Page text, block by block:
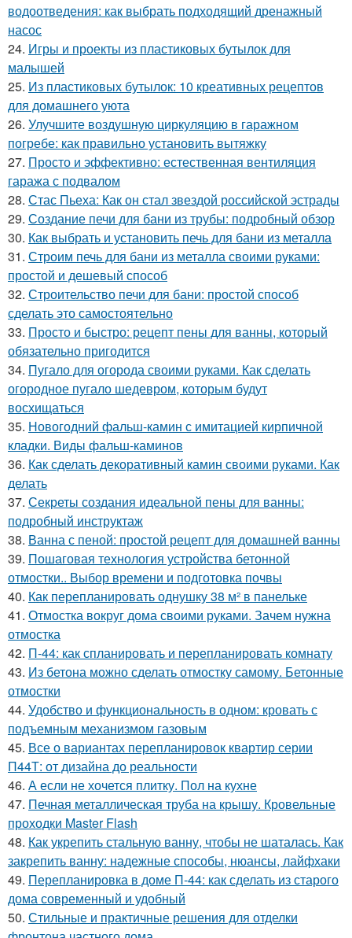
водоотведения: как выбрать подходящий дренажный
насос
24. Игры и проекты из пластиковых бутылок для
малышей
25. Из пластиковых бутылок: 10 креативных рецептов
для домашнего уюта
26. Улучшите воздушную циркуляцию в гаражном
погребе: как правильно установить вытяжку
27. Просто и эффективно: естественная вентиляция
гаража с подвалом
28. Стас Пьеха: Как он стал звездой российской эстрады
29. Создание печи для бани из трубы: подробный обзор
30. Как выбрать и установить печь для бани из металла
31. Строим печь для бани из металла своими руками:
простой и дешевый способ
32. Строительство печи для бани: простой способ
сделать это самостоятельно
33. Просто и быстро: рецепт пены для ванны, который
обязательно пригодится
34. Пугало для огорода своими руками. Как сделать
огородное пугало шедевром, которым будут
восхищаться
35. Новогодний фальш-камин с имитацией кирпичной
кладки. Виды фальш-каминов
36. Как сделать декоративный камин своими руками. Как
делать
37. Секреты создания идеальной пены для ванны:
подробный инструктаж
38. Ванна с пеной: простой рецепт для домашней ванны
39. Пошаговая технология устройства бетонной
отмостки.. Выбор времени и подготовка почвы
40. Как перепланировать однушку 38 м² в панельке
41. Отмостка вокруг дома своими руками. Зачем нужна
отмостка
42. П-44: как спланировать и перепланировать комнату
43. Из бетона можно сделать отмостку самому. Бетонные
отмостки
44. Удобство и функциональность в одном: кровать с
подъемным механизмом газовым
45. Все о вариантах перепланировок квартир серии
П44Т: от дизайна до реальности
46. А если не хочется плитку. Пол на кухне
47. Печная металлическая труба на крышу. Кровельные
проходки Master Flash
48. Как укрепить стальную ванну, чтобы не шаталась. Как
закрепить ванну: надежные способы, нюансы, лайфхаки
49. Перепланировка в доме П-44: как сделать из старого
дома современный и удобный
50. Стильные и практичные решения для отделки